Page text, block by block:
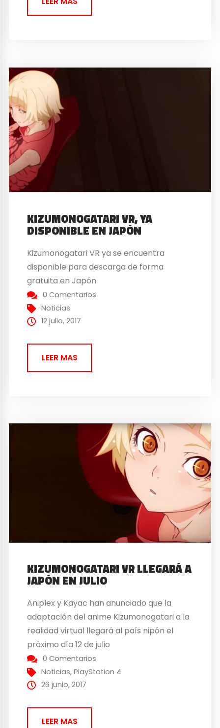
KIZUMONOGATARI VR, YA
DISPONIBLE EN JAPÓN
Kizumonogatari VR ya se encuentra
disponible para descarga de forma
gratuita en Japón
0 Comentarios
Noticias
12 julio, 2017
LEER MAS
KIZUMONOGATARI VR LLEGARÁ A
JAPÓN EN JULIO
Aniplex y Kayac han anunciado que la
adaptación del anime Kizumonogatari a la
realidad virtual llegará al país nipón el
próximo día 12 de julio
0 Comentarios
Noticias,PlayStation 4
26 junio, 2017
LEER MAS